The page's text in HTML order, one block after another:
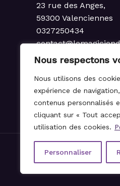
Nous respectons
Nous utilisons des
expérience de
contenus personnalisés
cliquant sur « Tout
utilisation des cookies.
Personnaliser
23 rue des Anges,
59300 Valenciennes
0327250434
du Mardi au Samedi
© 2021-2026 Le